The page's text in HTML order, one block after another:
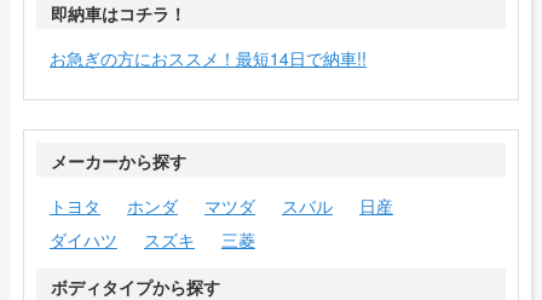
即納車はコチラ！
お急ぎの方におススメ！最短14日で納車!!
メーカーから探す
トヨタ
ホンダ マツダ スバル
日産
ダイハツ
スズキ
三菱
ボディタイプから探す